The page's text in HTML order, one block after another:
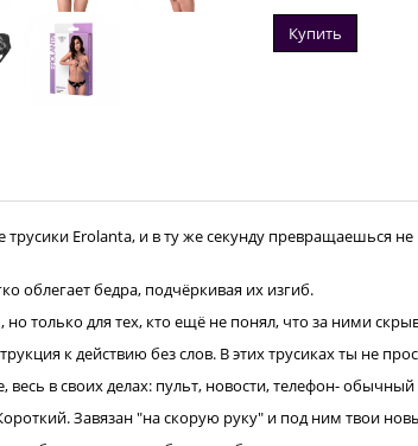
Купить
трусики Erolanta, и в ту же секунду
облегает бедра, подчёркивая их изгиб.
только для тех, кто ещё не понял, что за ними
к действию без слов. В этих трусиках ты не
в своих делах: пульт, новости, телефон- обычный
Завязан "на скорую руку" и под ним твои